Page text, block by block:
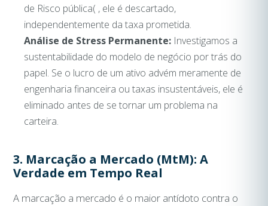
de Risco pública( , ele é descartado,
independentemente da taxa prometida.
Análise de Stress Permanente:Investigamos a
sustentabilidade do modelo de negócio por trás do
papel. Se o lucro de um ativo advém meramente de
engenharia financeira ou taxas insustentáveis, ele é
eliminado antes de se tornar um problema na
carteira.
3. Marcação a Mercado (MtM): A
Verdade em Tempo Real
A marcação a mercado é o maior antídoto contra o